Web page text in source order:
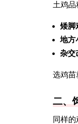
土鸡品
矮脚
地方
杂交
选鸡苗
二、
同样